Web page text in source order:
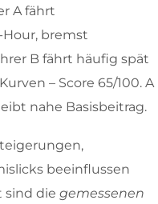
A fährt
bremst
B fährt häufig spät
– Score 65/100. A
nahe Basisbeitrag.
beeinflussen
sind die gemessenen